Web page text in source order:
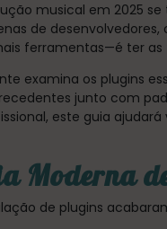
musical em 2025
de
ferramentas—é ter
examina os plugins
junto com
este guia
Moderna
de plugins